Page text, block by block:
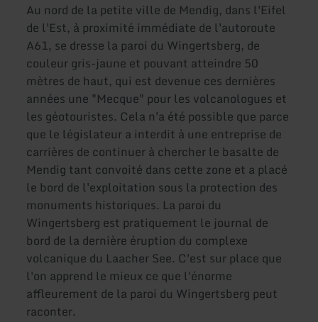
Au nord de la petite ville de Mendig, dans l'Eifel
de l'Est, à proximité immédiate de l'autoroute
A61, se dresse la paroi du Wingertsberg, de
couleur gris-jaune et pouvant atteindre 50
mètres de haut, qui est devenue ces dernières
années une "Mecque" pour les volcanologues et
les géotouristes. Cela n'a été possible que parce
que le législateur a interdit à une entreprise de
carrières de continuer à chercher le basalte de
Mendig tant convoité dans cette zone et a placé
le bord de l'exploitation sous la protection des
monuments historiques. La paroi du
Wingertsberg est pratiquement le journal de
bord de la dernière éruption du complexe
volcanique du Laacher See. C'est sur place que
l'on apprend le mieux ce que l'énorme
affleurement de la paroi du Wingertsberg peut
raconter.